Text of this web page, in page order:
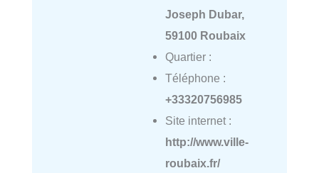
Joseph Dubar,
59100 Roubaix
Quartier :
Téléphone :
+33320756985
Site internet :
http://www.ville-
roubaix.fr/